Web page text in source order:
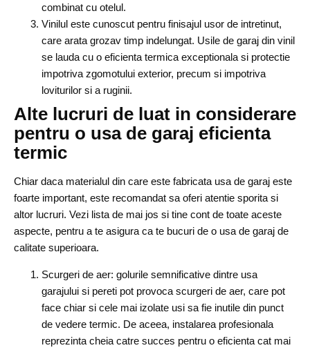
combinat cu otelul.
Vinilul este cunoscut pentru finisajul usor de intretinut,
care arata grozav timp indelungat. Usile de garaj din vinil
se lauda cu o eficienta termica exceptionala si protectie
impotriva zgomotului exterior, precum si impotriva
loviturilor si a ruginii.
Alte lucruri de luat in considerare
pentru o usa de garaj eficienta
termic
Chiar daca materialul din care este fabricata usa de garaj este
foarte important, este recomandat sa oferi atentie sporita si
altor lucruri. Vezi lista de mai jos si tine cont de toate aceste
aspecte, pentru a te asigura ca te bucuri de o usa de garaj de
calitate superioara.
Scurgeri de aer: golurile semnificative dintre usa
garajului si pereti pot provoca scurgeri de aer, care pot
face chiar si cele mai izolate usi sa fie inutile din punct
de vedere termic. De aceea, instalarea profesionala
reprezinta cheia catre succes pentru o eficienta cat mai